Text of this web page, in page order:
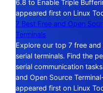
6.8 to Enable Triple
appeared first on Linux
7 Best Free and Open
Terminals
Explore our top 7 free
serial terminals. Find the
serial communication
and Open Source
appeared first on Linux